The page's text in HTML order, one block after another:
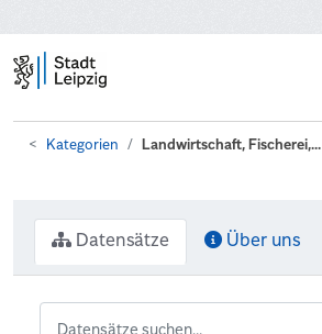
Kategorien Landwirtschaft, Fischerei,...
Datensätze Über uns